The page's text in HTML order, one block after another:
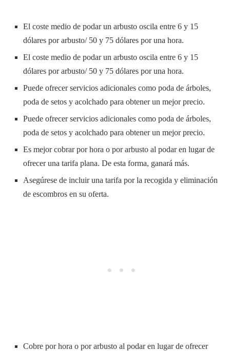
El coste medio de podar un arbusto oscila entre 6 y 15
dólares por arbusto/ 50 y 75 dólares por una hora.
El coste medio de podar un arbusto oscila entre 6 y 15
dólares por arbusto/ 50 y 75 dólares por una hora.
Puede ofrecer servicios adicionales como poda de árboles,
poda de setos y acolchado para obtener un mejor precio.
Puede ofrecer servicios adicionales como poda de árboles,
poda de setos y acolchado para obtener un mejor precio.
Es mejor cobrar por hora o por arbusto al podar en lugar de
ofrecer una tarifa plana. De esta forma, ganará más.
Asegúrese de incluir una tarifa por la recogida y eliminación
de escombros en su oferta.
Cobre por hora o por arbusto al podar en lugar de ofrecer